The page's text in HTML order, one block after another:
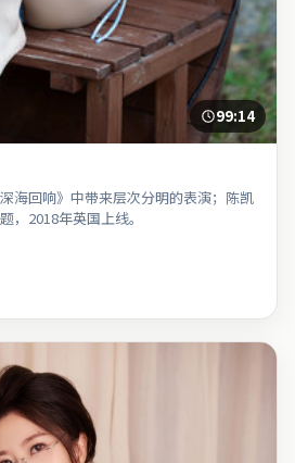
99:14
海回响》中带来层次分明的表演；陈凯
，2018年英国上线。